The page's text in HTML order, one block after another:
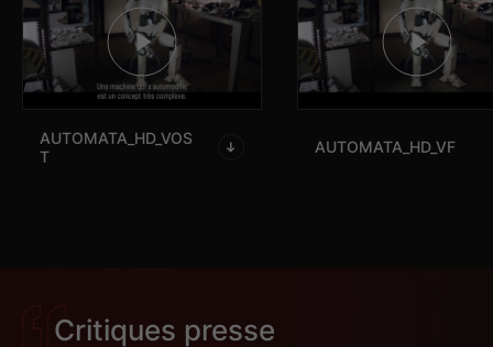
AUTOMATA_HD_VOS
T
AUTOMATA_HD_VF
3D FOUR DVDV
AUTOMATA
Critiques presse